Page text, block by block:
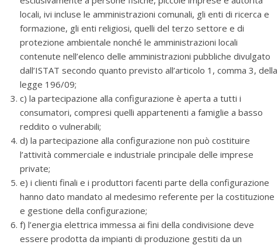
locali, ivi incluse le amministrazioni comunali, gli enti di ricerca e
formazione, gli enti religiosi, quelli del terzo settore e di
protezione ambientale nonché le amministrazioni locali
contenute nell’elenco delle amministrazioni pubbliche divulgato
dall’ISTAT secondo quanto previsto all’articolo 1, comma 3, della
legge 196/09;
c) la partecipazione alla configurazione è aperta a tutti i
consumatori, compresi quelli appartenenti a famiglie a basso
reddito o vulnerabili;
d) la partecipazione alla configurazione non può costituire
l’attività commerciale e industriale principale delle imprese
private;
e) i clienti finali e i produttori facenti parte della configurazione
hanno dato mandato al medesimo referente per la costituzione
e gestione della configurazione;
f) l’energia elettrica immessa ai fini della condivisione deve
essere prodotta da impianti di produzione gestiti da un